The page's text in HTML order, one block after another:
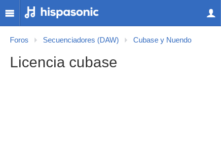
Foros Secuenciadores (DAW) Cubase y Nuendo
Licencia cubase